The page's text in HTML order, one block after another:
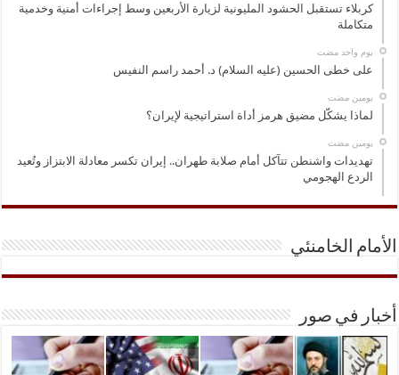
كربلاء تستقبل الحشود المليونية لزيارة الأربعين وسط إجراءات أمنية وخدمية
متكاملة
‏يوم واحد مضت
على خطى الحسين (عليه السلام) د. أحمد راسم النفيس
‏يومين مضت
لماذا يشكّل مضيق هرمز أداة استراتيجية لإيران؟
‏يومين مضت
تهديدات واشنطن تتآكل أمام صلابة طهران.. إيران تكسر معادلة الابتزاز وتُعيد
الردع الهجومي
الأمام الخامنئي
أخبار في صور